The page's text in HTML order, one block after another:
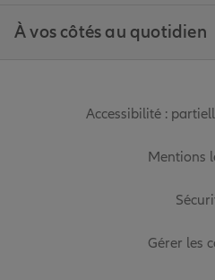
À vos côtés au quotidien
Accessibilité :
Mentions
Gérer les